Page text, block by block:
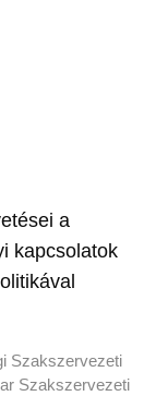
a
kapcsolatok
Szakszervezeti
Szakszervezeti